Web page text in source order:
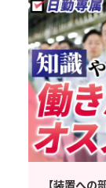
【装置へ